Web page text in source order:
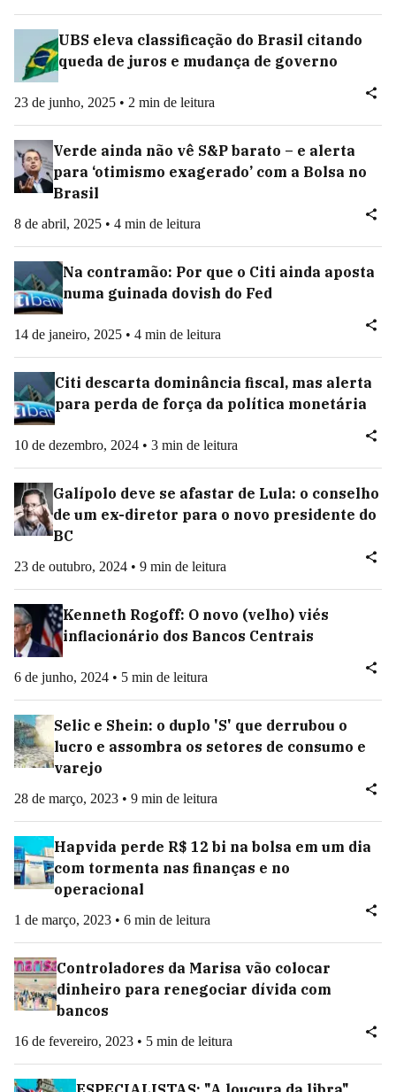
UBS eleva classificação do Brasil citando
queda de juros e mudança de governo
23 de junho, 2025 • 2 min de leitura
Verde ainda não vê S&P barato – e alerta
para ‘otimismo exagerado’ com a Bolsa no
Brasil
8 de abril, 2025 • 4 min de leitura
Na contramão: Por que o Citi ainda aposta
numa guinada dovish do Fed
14 de janeiro, 2025 • 4 min de leitura
Citi descarta dominância fiscal, mas alerta
para perda de força da política monetária
10 de dezembro, 2024 • 3 min de leitura
Galípolo deve se afastar de Lula: o conselho
de um ex-diretor para o novo presidente do
BC
23 de outubro, 2024 • 9 min de leitura
Kenneth Rogoff: O novo (velho) viés
inflacionário dos Bancos Centrais
6 de junho, 2024 • 5 min de leitura
Selic e Shein: o duplo 'S' que derrubou o
lucro e assombra os setores de consumo e
varejo
28 de março, 2023 • 9 min de leitura
Hapvida perde R$ 12 bi na bolsa em um dia
com tormenta nas finanças e no
operacional
1 de março, 2023 • 6 min de leitura
Controladores da Marisa vão colocar
dinheiro para renegociar dívida com
bancos
16 de fevereiro, 2023 • 5 min de leitura